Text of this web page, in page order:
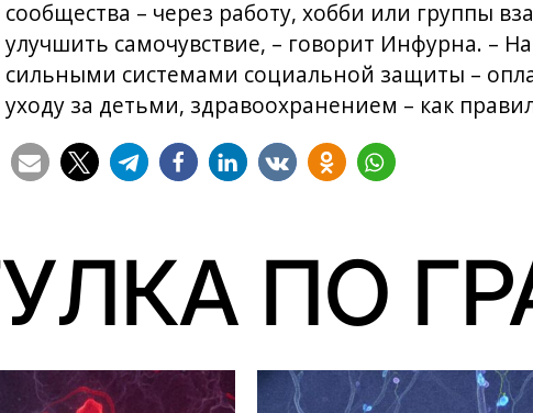
сообщества – через работу, хобби или группы
улучшить самочувствие, – говорит Инфурна. –
сильными системами социальной защиты –
уходу за детьми, здравоохранением – как
ПО